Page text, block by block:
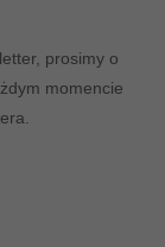
prosimy o
momencie